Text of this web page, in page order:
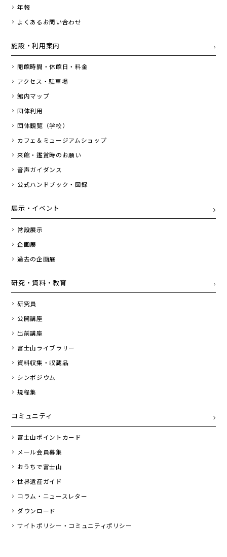
年報
よくあるお問い合わせ
施設・利用案内
開館時間・休館日・料金
アクセス・駐車場
館内マップ
団体利用
団体観覧（学校）
カフェ＆ミュージアムショップ
来館・鑑賞時のお願い
音声ガイダンス
公式ハンドブック・図録
展示・イベント
常設展示
企画展
過去の企画展
研究・資料・教育
研究員
公開講座
出前講座
富士山ライブラリー
資料収集・収蔵品
シンポジウム
規程集
コミュニティ
富士山ポイントカード
メール会員募集
おうちで富士山
世界遺産ガイド
コラム・ニュースレター
ダウンロード
サイトポリシー・コミュニティポリシー